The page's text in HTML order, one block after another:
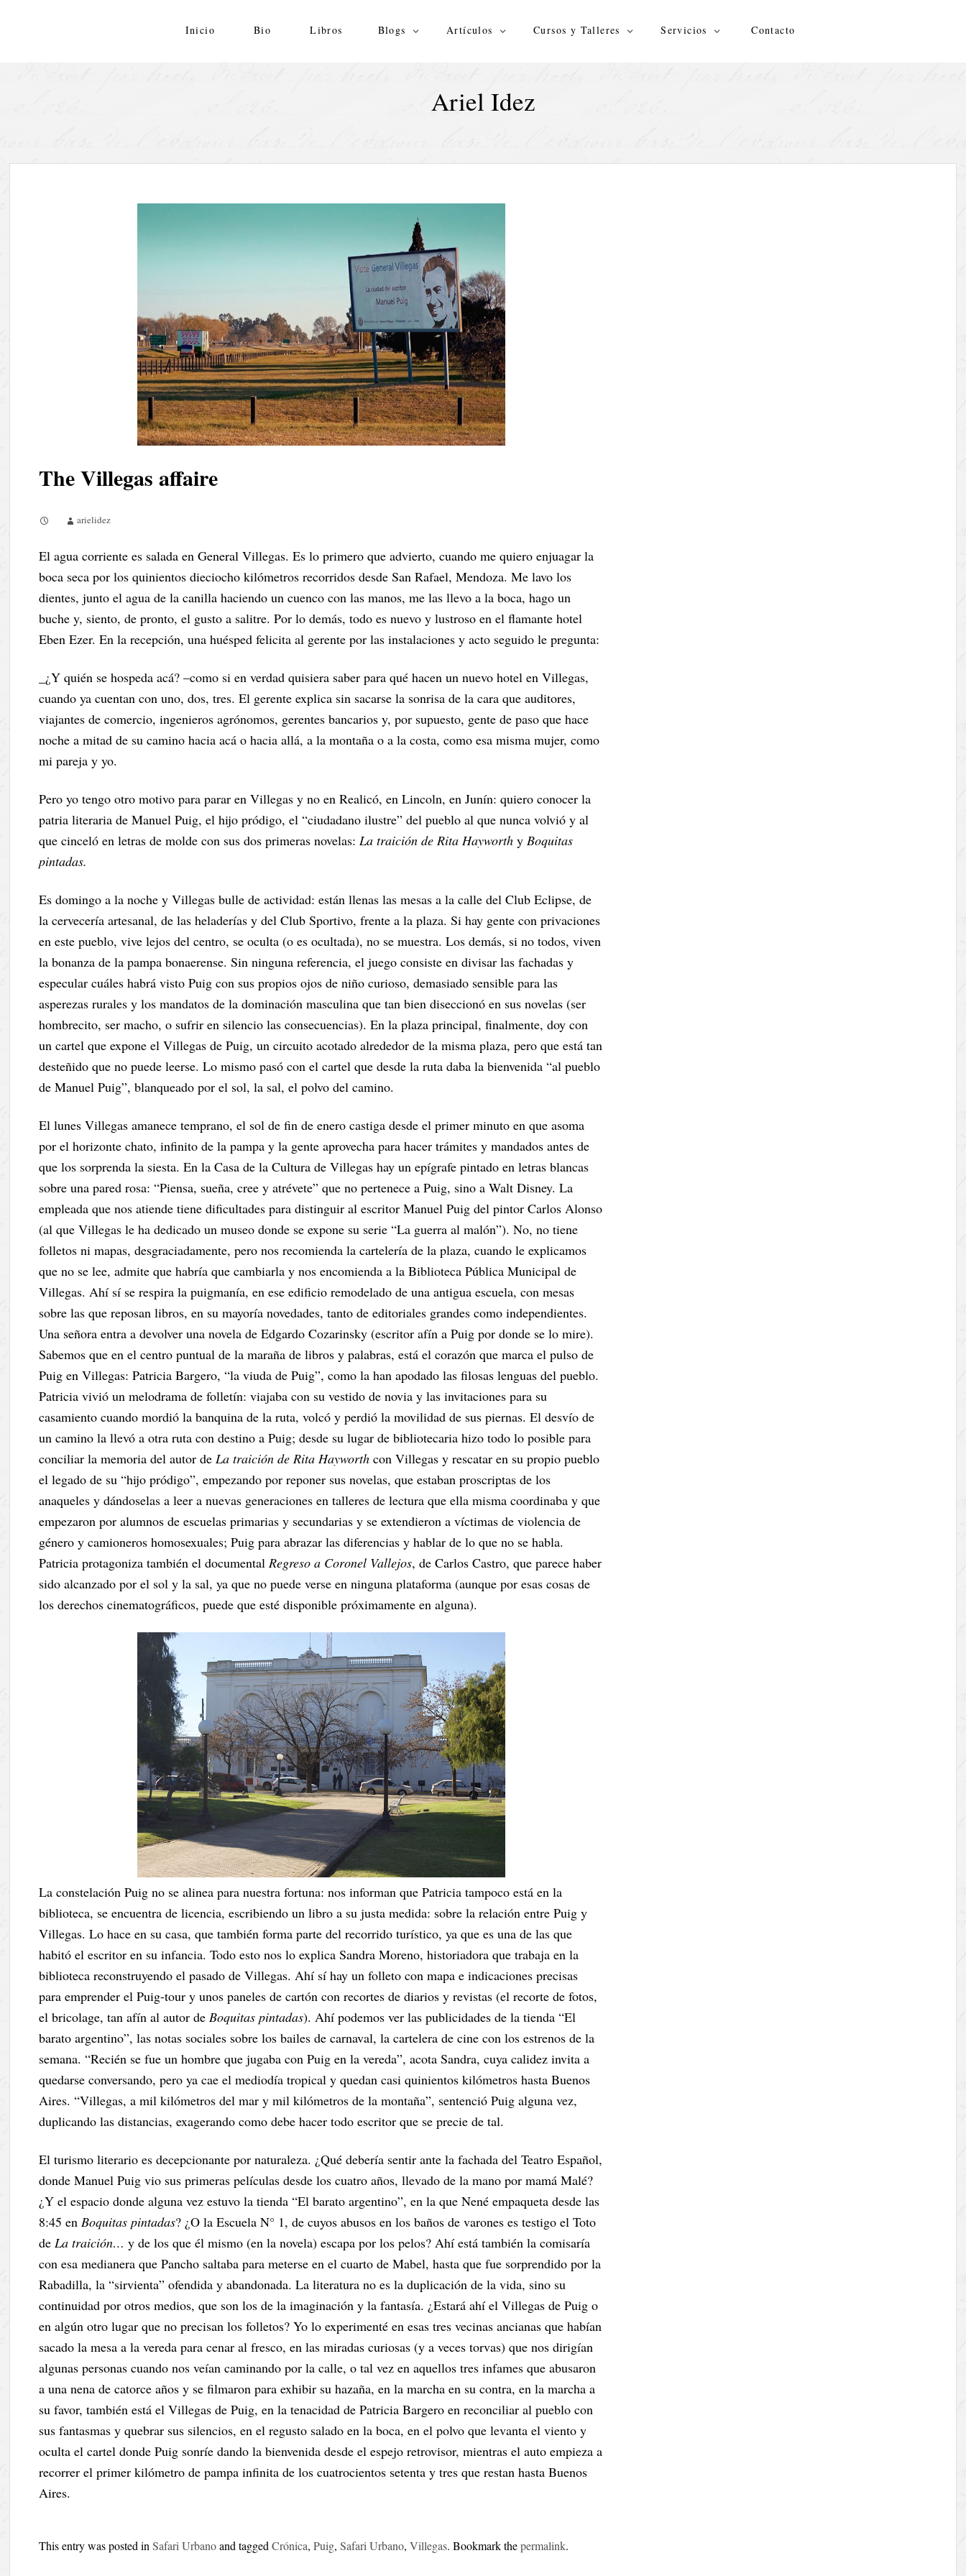
Inicio Bio Libros Blogs Artículos Cursos y Talleres Servicios Contacto
Ariel Idez
The Villegas affaire
arielidez
El agua corriente es salada en General Villegas. Es lo primero que advierto, cuando me quiero enjuagar la
boca seca por los quinientos dieciocho kilómetros recorridos desde San Rafael, Mendoza. Me lavo los
dientes, junto el agua de la canilla haciendo un cuenco con las manos, me las llevo a la boca, hago un
buche y, siento, de pronto, el gusto a salitre. Por lo demás, todo es nuevo y lustroso en el flamante hotel
Eben Ezer. En la recepción, una huésped felicita al gerente por las instalaciones y acto seguido le pregunta:
_¿Y quién se hospeda acá? –como si en verdad quisiera saber para qué hacen un nuevo hotel en Villegas,
cuando ya cuentan con uno, dos, tres. El gerente explica sin sacarse la sonrisa de la cara que auditores,
viajantes de comercio, ingenieros agrónomos, gerentes bancarios y, por supuesto, gente de paso que hace
noche a mitad de su camino hacia acá o hacia allá, a la montaña o a la costa, como esa misma mujer, como
mi pareja y yo.
Pero yo tengo otro motivo para parar en Villegas y no en Realicó, en Lincoln, en Junín: quiero conocer la
patria literaria de Manuel Puig, el hijo pródigo, el “ciudadano ilustre” del pueblo al que nunca volvió y al
que cinceló en letras de molde con sus dos primeras novelas:La traición de Rita HayworthyBoquitas
pintadas.
Es domingo a la noche y Villegas bulle de actividad: están llenas las mesas a la calle del Club Eclipse, de
la cervecería artesanal, de las heladerías y del Club Sportivo, frente a la plaza. Si hay gente con privaciones
en este pueblo, vive lejos del centro, se oculta (o es ocultada), no se muestra. Los demás, si no todos, viven
la bonanza de la pampa bonaerense. Sin ninguna referencia, el juego consiste en divisar las fachadas y
especular cuáles habrá visto Puig con sus propios ojos de niño curioso, demasiado sensible para las
asperezas rurales y los mandatos de la dominación masculina que tan bien diseccionó en sus novelas (ser
hombrecito, ser macho, o sufrir en silencio las consecuencias). En la plaza principal, finalmente, doy con
un cartel que expone el Villegas de Puig, un circuito acotado alrededor de la misma plaza, pero que está tan
desteñido que no puede leerse. Lo mismo pasó con el cartel que desde la ruta daba la bienvenida “al pueblo
de Manuel Puig”, blanqueado por el sol, la sal, el polvo del camino.
El lunes Villegas amanece temprano, el sol de fin de enero castiga desde el primer minuto en que asoma
por el horizonte chato, infinito de la pampa y la gente aprovecha para hacer trámites y mandados antes de
que los sorprenda la siesta. En la Casa de la Cultura de Villegas hay un epígrafe pintado en letras blancas
sobre una pared rosa: “Piensa, sueña, cree y atrévete” que no pertenece a Puig, sino a Walt Disney. La
empleada que nos atiende tiene dificultades para distinguir al escritor Manuel Puig del pintor Carlos Alonso
(al que Villegas le ha dedicado un museo donde se expone su serie “La guerra al malón”). No, no tiene
folletos ni mapas, desgraciadamente, pero nos recomienda la cartelería de la plaza, cuando le explicamos
que no se lee, admite que habría que cambiarla y nos encomienda a la Biblioteca Pública Municipal de
Villegas. Ahí sí se respira la puigmanía, en ese edificio remodelado de una antigua escuela, con mesas
sobre las que reposan libros, en su mayoría novedades, tanto de editoriales grandes como independientes.
Una señora entra a devolver una novela de Edgardo Cozarinsky (escritor afín a Puig por donde se lo mire).
Sabemos que en el centro puntual de la maraña de libros y palabras, está el corazón que marca el pulso de
Puig en Villegas: Patricia Bargero, “la viuda de Puig”, como la han apodado las filosas lenguas del pueblo.
Patricia vivió un melodrama de folletín: viajaba con su vestido de novia y las invitaciones para su
casamiento cuando mordió la banquina de la ruta, volcó y perdió la movilidad de sus piernas. El desvío de
un camino la llevó a otra ruta con destino a Puig; desde su lugar de bibliotecaria hizo todo lo posible para
conciliar la memoria del autor deLa traición de Rita Hayworthcon Villegas y rescatar en su propio pueblo
el legado de su “hijo pródigo”, empezando por reponer sus novelas, que estaban proscriptas de los
anaqueles y dándoselas a leer a nuevas generaciones en talleres de lectura que ella misma coordinaba y que
empezaron por alumnos de escuelas primarias y secundarias y se extendieron a víctimas de violencia de
género y camioneros homosexuales; Puig para abrazar las diferencias y hablar de lo que no se habla.
Patricia protagoniza también el documentalRegreso a Coronel Vallejos, de Carlos Castro, que parece haber
sido alcanzado por el sol y la sal, ya que no puede verse en ninguna plataforma (aunque por esas cosas de
los derechos cinematográficos, puede que esté disponible próximamente en alguna).
La constelación Puig no se alinea para nuestra fortuna: nos informan que Patricia tampoco está en la
biblioteca, se encuentra de licencia, escribiendo un libro a su justa medida: sobre la relación entre Puig y
Villegas. Lo hace en su casa, que también forma parte del recorrido turístico, ya que es una de las que
habitó el escritor en su infancia. Todo esto nos lo explica Sandra Moreno, historiadora que trabaja en la
biblioteca reconstruyendo el pasado de Villegas. Ahí sí hay un folleto con mapa e indicaciones precisas
para emprender el Puig-tour y unos paneles de cartón con recortes de diarios y revistas (el recorte de fotos,
el bricolage, tan afín al autor deBoquitas pintadas). Ahí podemos ver las publicidades de la tienda “El
barato argentino”, las notas sociales sobre los bailes de carnaval, la cartelera de cine con los estrenos de la
semana. “Recién se fue un hombre que jugaba con Puig en la vereda”, acota Sandra, cuya calidez invita a
quedarse conversando, pero ya cae el mediodía tropical y quedan casi quinientos kilómetros hasta Buenos
Aires. “Villegas, a mil kilómetros del mar y mil kilómetros de la montaña”, sentenció Puig alguna vez,
duplicando las distancias, exagerando como debe hacer todo escritor que se precie de tal.
El turismo literario es decepcionante por naturaleza. ¿Qué debería sentir ante la fachada del Teatro Español,
donde Manuel Puig vio sus primeras películas desde los cuatro años, llevado de la mano por mamá Malé?
¿Y el espacio donde alguna vez estuvo la tienda “El barato argentino”, en la que Nené empaqueta desde las
8:45 enBoquitas pintadas? ¿O la Escuela N° 1, de cuyos abusos en los baños de varones es testigo el Toto
deLa traición… y de los que él mismo (en la novela) escapa por los pelos? Ahí está también la comisaría
con esa medianera que Pancho saltaba para meterse en el cuarto de Mabel, hasta que fue sorprendido por la
Rabadilla, la “sirvienta” ofendida y abandonada. La literatura no es la duplicación de la vida, sino su
continuidad por otros medios, que son los de la imaginación y la fantasía. ¿Estará ahí el Villegas de Puig o
en algún otro lugar que no precisan los folletos? Yo lo experimenté en esas tres vecinas ancianas que habían
sacado la mesa a la vereda para cenar al fresco, en las miradas curiosas (y a veces torvas) que nos dirigían
algunas personas cuando nos veían caminando por la calle, o tal vez en aquellos tres infames que abusaron
a una nena de catorce años y se filmaron para exhibir su hazaña, en la marcha en su contra, en la marcha a
su favor, también está el Villegas de Puig, en la tenacidad de Patricia Bargero en reconciliar al pueblo con
sus fantasmas y quebrar sus silencios, en el regusto salado en la boca, en el polvo que levanta el viento y
oculta el cartel donde Puig sonríe dando la bienvenida desde el espejo retrovisor, mientras el auto empieza a
recorrer el primer kilómetro de pampa infinita de los cuatrocientos setenta y tres que restan hasta Buenos
Aires.
This entry was posted inSafari Urbanoand taggedCrónica,Puig,Safari Urbano,Villegas. Bookmark thepermalink.